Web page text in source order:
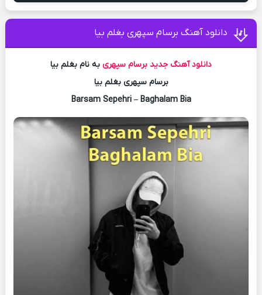
دانلود آهنگ برسام سپهری بغلم بیا
دانلود آهنگ جدید برسام سپهری به نام بغلم بیا
برسام سپهری بغلم بیا
Barsam Sepehri – Baghalam Bia